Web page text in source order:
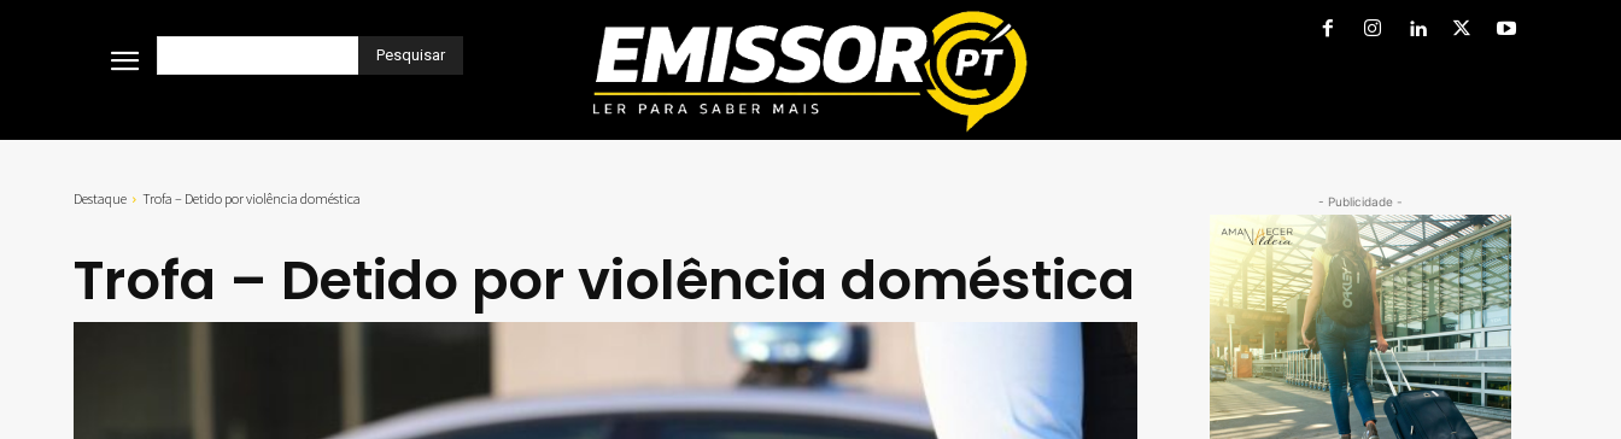
Pesquisar
Destaque Trofa – Detido por violência doméstica
Trofa – Detido por violência doméstica
- Publicidade -